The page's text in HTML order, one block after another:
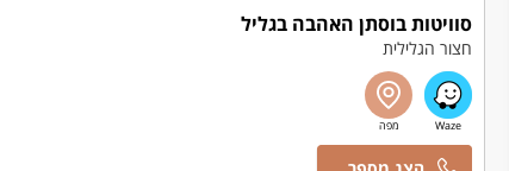
סוויטות בוסתן האהבה בגליל
חצור הגלילית